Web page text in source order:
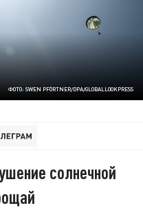
ФОТО: SWEN PFÖRTNER/DPA/GLOBALLOOKPRESS
солнечной